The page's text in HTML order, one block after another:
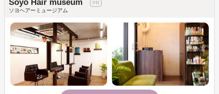
Soyo Hair museum
ソヨヘアーミュージアム